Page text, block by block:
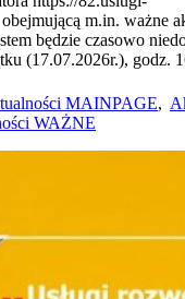
m.in. ważne
będzie czasowo
(17.07.2026r.), godz.
MAINPAGE,
WAŻNE